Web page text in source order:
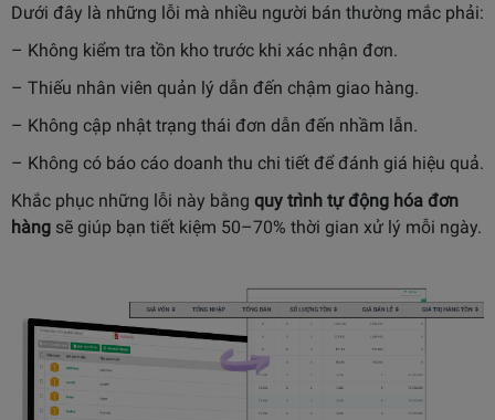
Dưới đây là những lỗi mà nhiều người bán thường mắc phải:
– Không kiểm tra tồn kho trước khi xác nhận đơn.
– Thiếu nhân viên quản lý dẫn đến chậm giao hàng.
– Không cập nhật trạng thái đơn dẫn đến nhầm lẫn.
– Không có báo cáo doanh thu chi tiết để đánh giá hiệu quả.
Khắc phục những lỗi này bằng quy trình tự động hóa đơn
hàng sẽ giúp bạn tiết kiệm 50–70% thời gian xử lý mỗi ngày.